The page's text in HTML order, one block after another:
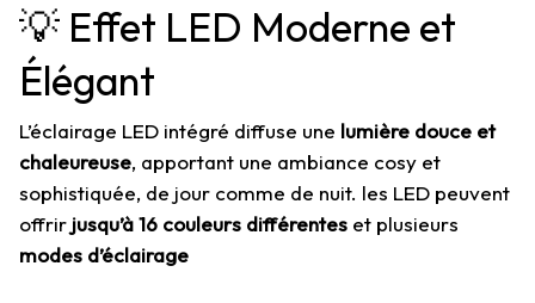
💡 Effet LED Moderne et
Élégant
L’éclairage LED intégré diffuse une lumière douce et
chaleureuse, apportant une ambiance cosy et
sophistiquée, de jour comme de nuit. les LED peuvent
offrir jusqu’à 16 couleurs différentes et plusieurs
modes d’éclairage